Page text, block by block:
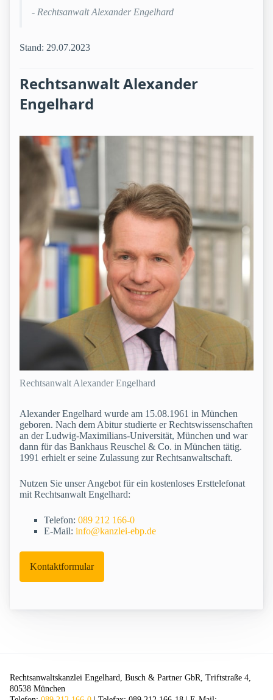
- Rechtsanwalt Alexander Engelhard
Stand: 29.07.2023
Rechtsanwalt Alexander
Engelhard
Rechtsanwalt Alexander Engelhard
Alexander Engelhard wurde am 15.08.1961 in München
geboren. Nach dem Abitur studierte er Rechtswissenschaften
an der Ludwig-Maximilians-Universität, München und war
dann für das Bankhaus Reuschel & Co. in München tätig.
1991 erhielt er seine Zulassung zur Rechtsanwaltschaft.
Nutzen Sie unser Angebot für ein kostenloses Ersttelefonat
mit Rechtsanwalt Engelhard:
Telefon: 089 212 166-0
E-Mail: info@kanzlei-ebp.de
Kontaktformular
Rechtsanwaltskanzlei Engelhard, Busch & Partner GbR, Triftstraße 4,
80538 München